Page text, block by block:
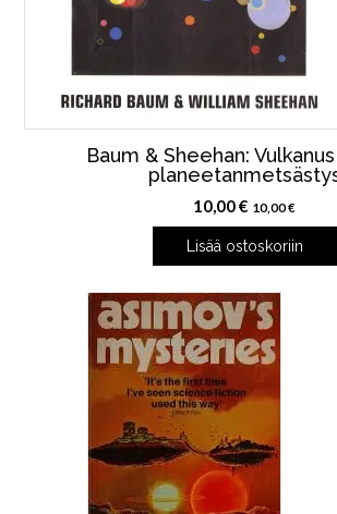
Baum & Sheehan:
10,00€ 10,00€
Lisää ostoskoriin